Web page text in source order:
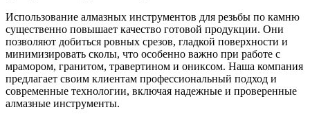
Использование алмазных инструментов для резьбы по камню
существенно повышает качество готовой продукции. Они
позволяют добиться ровных срезов, гладкой поверхности и
минимизировать сколы, что особенно важно при работе с
мрамором, гранитом, травертином и ониксом. Наша компания
предлагает своим клиентам профессиональный подход и
современные технологии, включая надежные и проверенные
алмазные инструменты.